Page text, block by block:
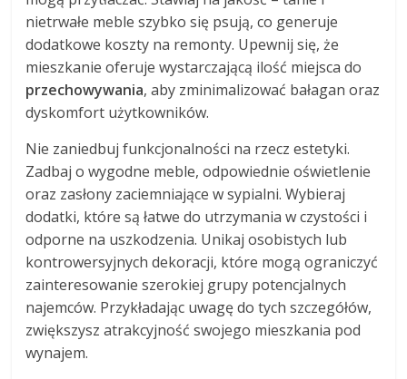
nietrwałe meble szybko się psują, co generuje
dodatkowe koszty na remonty. Upewnij się, że
mieszkanie oferuje wystarczającą ilość miejsca do
przechowywania, aby zminimalizować bałagan oraz
dyskomfort użytkowników.
Nie zaniedbuj funkcjonalności na rzecz estetyki.
Zadbaj o wygodne meble, odpowiednie oświetlenie
oraz zasłony zaciemniające w sypialni. Wybieraj
dodatki, które są łatwe do utrzymania w czystości i
odporne na uszkodzenia. Unikaj osobistych lub
kontrowersyjnych dekoracji, które mogą ograniczyć
zainteresowanie szerokiej grupy potencjalnych
najemców. Przykładając uwagę do tych szczegółów,
zwiększysz atrakcyjność swojego mieszkania pod
wynajem.